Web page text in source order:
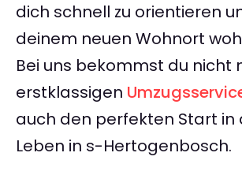
dich schnell zu orientieren
deinem neuen Wohnort
Bei uns bekommst du nicht
erstklassigen
auch den perfekten Start in
Leben in s-Hertogenbosch.